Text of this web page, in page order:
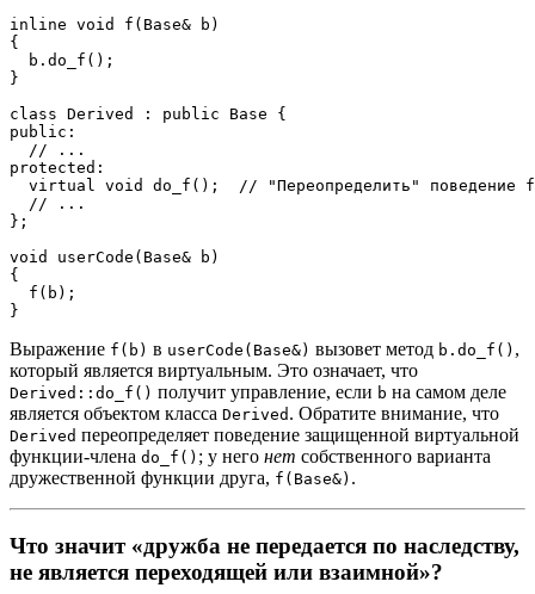
inline void f ( Base& b )
{
  b
. do_f ( ) ;
}
class Derived : public Base
{
public :
// ...
protected :
virtual void do_f ( ) ;
// "Переопределить" поведение
// ...
} ;
void
userCode ( Base& b )
{
f ( b ) ;
}
Выражение f(b) в userCode(Base&) вызовет метод b.do_f() ,
который является виртуальным. Это означает, что
Derived::do_f() получит управление, если b на самом деле
является объектом класса Derived . Обратите внимание, что
Derived переопределяет поведение защищенной виртуальной
функции-члена do_f() ; у него нет собственного варианта
дружественной функции друга, f(Base&) .
Что значит «дружба не передается по наследству,
не является переходящей или взаимной»?